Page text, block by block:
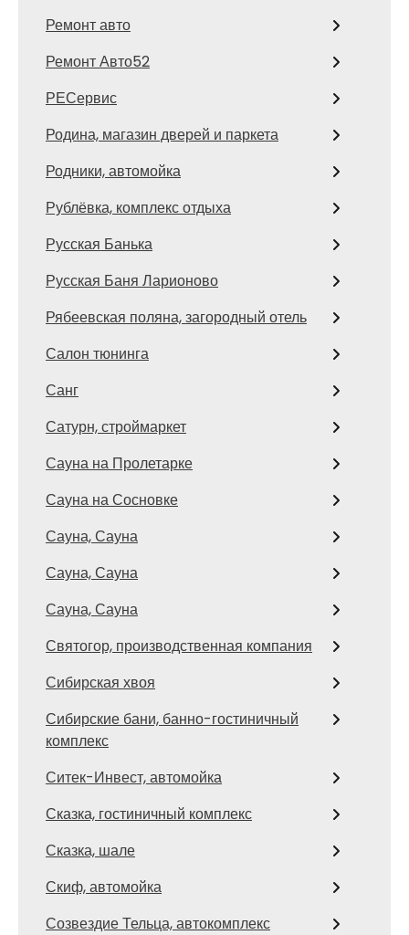
Ремонт авто
Ремонт Авто52
РЕСервис
Родина, магазин дверей и паркета
Родники, автомойка
Рублёвка, комплекс отдыха
Русская Банька
Русская Баня Ларионово
Рябеевская поляна, загородный отель
Салон тюнинга
Санг
Сатурн, строймаркет
Сауна на Пролетарке
Сауна на Сосновке
Сауна, Сауна
Сауна, Сауна
Сауна, Сауна
Святогор, производственная компания
Сибирская хвоя
Сибирские бани, банно-гостиничный
комплекс
Ситек-Инвест, автомойка
Сказка, гостиничный комплекс
Сказка, шале
Скиф, автомойка
Созвездие Тельца, автокомплекс